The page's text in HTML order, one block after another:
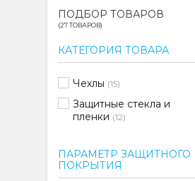
ПОДБОР ТОВАРОВ
(27 ТОВАРОВ)
КАТЕГОРИЯ ТОВАРА
Чехлы (15)
Защитные стекла и
пленки (12)
ПАРАМЕТР ЗАЩИТНОГО
ПОКРЫТИЯ